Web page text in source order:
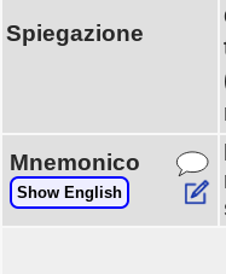
Spiegazione
Mnemonico
Show English